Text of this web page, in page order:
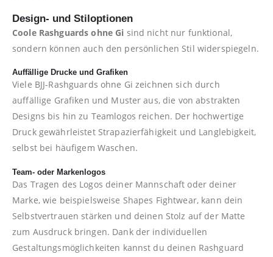
Design- und Stiloptionen
Coole Rashguards ohne Gi sind nicht nur funktional,
sondern können auch den persönlichen Stil widerspiegeln.
Auffällige Drucke und Grafiken
Viele BJJ-Rashguards ohne Gi zeichnen sich durch
auffällige Grafiken und Muster aus, die von abstrakten
Designs bis hin zu Teamlogos reichen. Der hochwertige
Druck gewährleistet Strapazierfähigkeit und Langlebigkeit,
selbst bei häufigem Waschen.
Team- oder Markenlogos
Das Tragen des Logos deiner Mannschaft oder deiner
Marke, wie beispielsweise Shapes Fightwear, kann dein
Selbstvertrauen stärken und deinen Stolz auf der Matte
zum Ausdruck bringen. Dank der individuellen
Gestaltungsmöglichkeiten kannst du deinen Rashguard